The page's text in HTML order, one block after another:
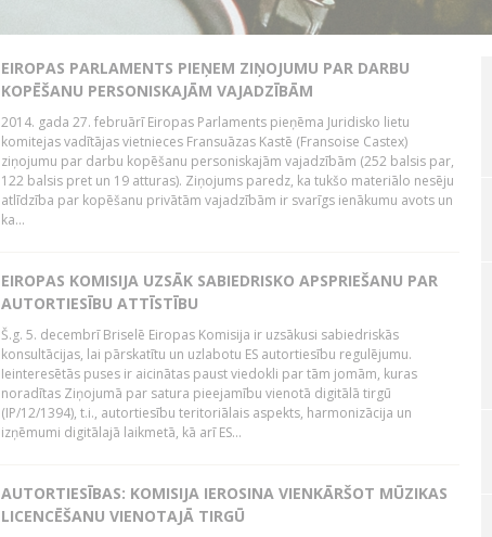
EIROPAS PARLAMENTS PIEŅEM ZIŅOJUMU PAR DARBU
KOPĒŠANU PERSONISKAJĀM VAJADZĪBĀM
2014. gada 27. februārī Eiropas Parlaments pieņēma Juridisko lietu
komitejas vadītājas vietnieces Fransuāzas Kastē (Fransoise Castex)
ziņojumu par darbu kopēšanu personiskajām vajadzībām (252 balsis par,
122 balsis pret un 19 atturas). Ziņojums paredz, ka tukšo materiālo nesēju
atlīdzība par kopēšanu privātām vajadzībām ir svarīgs ienākumu avots un
ka...
EIROPAS KOMISIJA UZSĀK SABIEDRISKO APSPRIEŠANU PAR
AUTORTIESĪBU ATTĪSTĪBU
Š.g. 5. decembrī Briselē Eiropas Komisija ir uzsākusi sabiedriskās
konsultācijas, lai pārskatītu un uzlabotu ES autortiesību regulējumu.
Ieinteresētās puses ir aicinātas paust viedokli par tām jomām, kuras
noradītas Ziņojumā par satura pieejamību vienotā digitālā tirgū
(IP/12/1394), t.i., autortiesību teritoriālais aspekts, harmonizācija un
izņēmumi digitālajā laikmetā, kā arī ES...
AUTORTIESĪBAS: KOMISIJA IEROSINA VIENKĀRŠOT MŪZIKAS
LICENCĒŠANU VIENOTAJĀ TIRGŪ